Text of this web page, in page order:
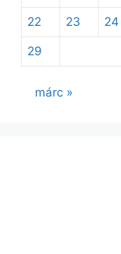
22 23 24
29
márc »